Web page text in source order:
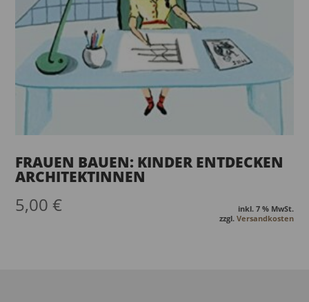
FRAUEN BAUEN: KINDER ENTDECKEN
ARCHITEKTINNEN
5,00€
inkl. 7 % MwSt.
zzgl. Versandkosten